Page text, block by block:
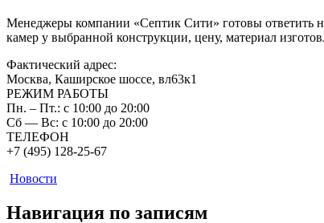
Менеджеры компании «Септик Сити» готовы ответить
камер у выбранной конструкции, цену, материал
Фактический адрес:
Москва, Каширское шоссе, вл63к1
РЕЖИМ РАБОТЫ
Пн. – Пт.: с 10:00 до 20:00
Сб — Вс: с 10:00 до 20:00
ТЕЛЕФОН
+7 (495) 128-25-67
Новости
Навигация по записям